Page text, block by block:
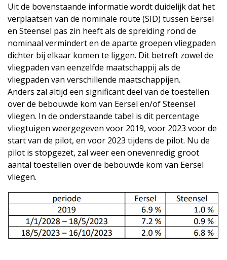
Uit de bovenstaande informatie wordt duidelijk dat het
verplaatsen van de nominale route (SID) tussen Eersel
en Steensel pas zin heeft als de spreiding rond de
nominaal vermindert en de aparte groepen vliegpaden
dichter bij elkaar komen te liggen. Dit betreft zowel de
vliegpaden van eenzelfde maatschappij als de
vliegpaden van verschillende maatschappijen.
Anders zal altijd een significant deel van de toestellen
over de bebouwde kom van Eersel en/of Steensel
vliegen. In de onderstaande tabel is dit percentage
vliegtuigen weergegeven voor 2019, voor 2023 voor de
start van de pilot, en voor 2023 tijdens de pilot. Nu de
pilot is stopgezet, zal weer een onevenredig groot
aantal toestellen over de bebouwde kom van Eersel
vliegen.